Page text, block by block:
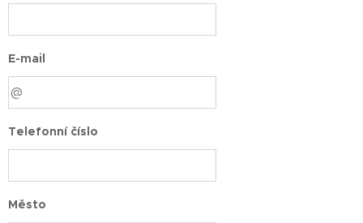
E-mail
Telefonní číslo
Město